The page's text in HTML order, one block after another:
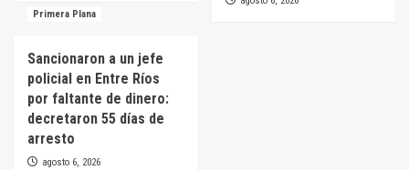
Primera Plana
Sancionaron a un jefe
policial en Entre Ríos
por faltante de dinero:
decretaron 55 días de
arresto
agosto 6, 2026